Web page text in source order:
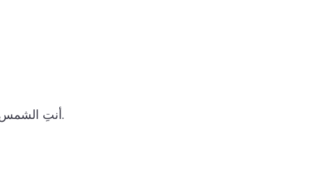
أنتِ الشمس التي تشرق في صباحي، والسكينة التي تعم مسائي، والحنان الذي يملأ أيامي.